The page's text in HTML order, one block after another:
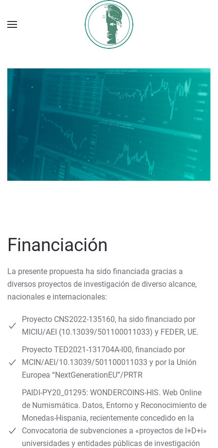
Financiación
La presente propuesta ha sido financiada gracias a
diversos proyectos de investigación de diverso alcance,
nacionales e internacionales:
Proyecto CNS2022-135160, ha sido financiado por
MICIU/AEI (10.13039/501100011033) y FEDER, UE.
Proyecto TED2021-131704A-I00, financiado por
MCIN/AEI/10.13039/501100011033 y por la Unión
Europea “NextGenerationEU”/PRTR
PAIDI-PY20_01295: WONDERCOINS-HIS. Web Online
de Numismática. Datos, Entorno y Reconocimiento de
Monedas-Hispania, recientemente concedido en la
Convocatoria de subvenciones a «proyectos de I+D+i»
universidades y entidades públicas de investigación